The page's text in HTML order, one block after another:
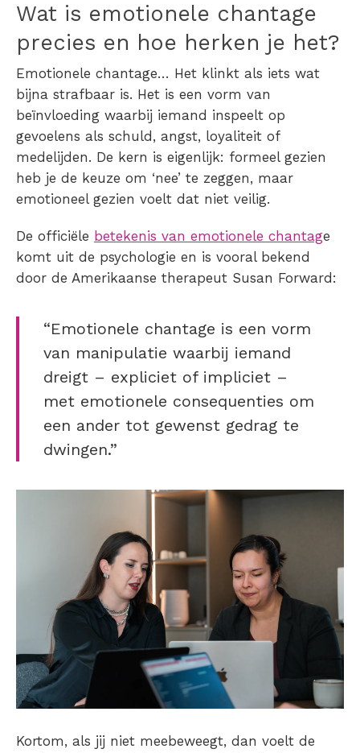
Wat is emotionele chantage
precies en hoe herken je het?
Emotionele chantage… Het klinkt als iets wat
bijna strafbaar is. Het is een vorm van
beïnvloeding waarbij iemand inspeelt op
gevoelens als schuld, angst, loyaliteit of
medelijden. De kern is eigenlijk: formeel gezien
heb je de keuze om ‘nee’ te zeggen, maar
emotioneel gezien voelt dat niet veilig.
De officiële betekenis van emotionele chantage
komt uit de psychologie en is vooral bekend
door de Amerikaanse therapeut Susan Forward:
“Emotionele chantage is een vorm
van manipulatie waarbij iemand
dreigt – expliciet of impliciet –
met emotionele consequenties om
een ander tot gewenst gedrag te
dwingen.”
Kortom, als jij niet meebeweegt, dan voelt de